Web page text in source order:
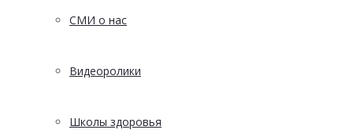
СМИ о нас
Видеоролики
Школы здоровья